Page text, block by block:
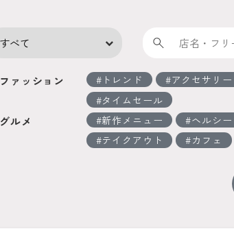
ファッション トレンド アクセサリー
タイムセール
グルメ 新作メニュー ヘルシー
テイクアウト
カフェ